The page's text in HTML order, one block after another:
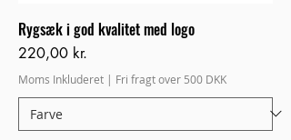
Rygsæk i god kvalitet med logo
Pris
220,00 kr.
Moms Inkluderet | Fri fragt over 500 DKK